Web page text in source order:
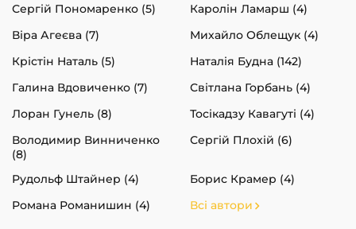
Сергій Пономаренко (5)
Каролін Ламарш (4)
Віра Агеєва (7)
Михайло Облещук (4)
Крістін Наталь (5)
Наталія Будна (142)
Галина Вдовиченко (7)
Світлана Горбань (4)
Лоран Гунель (8)
Тосікадзу Кавагуті (4)
Володимир Винниченко
(8)
Сергій Плохій (6)
Рудольф Штайнер (4)
Борис Крамер (4)
Романа Романишин (4)
Всі автори